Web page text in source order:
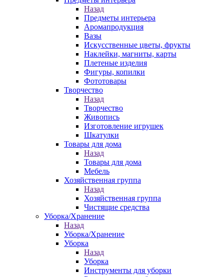
Назад
Предметы интерьера
Аромапродукция
Вазы
Искусственные цветы, фрукты
Наклейки, магниты, карты
Плетеные изделия
Фигуры, копилки
Фототовары
Творчество
Назад
Творчество
Живопись
Изготовление игрушек
Шкатулки
Товары для дома
Назад
Товары для дома
Мебель
Хозяйственная группа
Назад
Хозяйственная группа
Чистящие средства
Уборка/Хранение
Назад
Уборка/Хранение
Уборка
Назад
Уборка
Инструменты для уборки